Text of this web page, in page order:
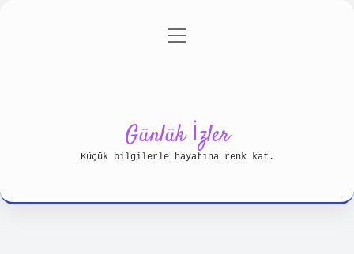
Gizlilik Politikası
menüyü
Günlük İzler
Küçük bilgilerle hayatına renk kat.